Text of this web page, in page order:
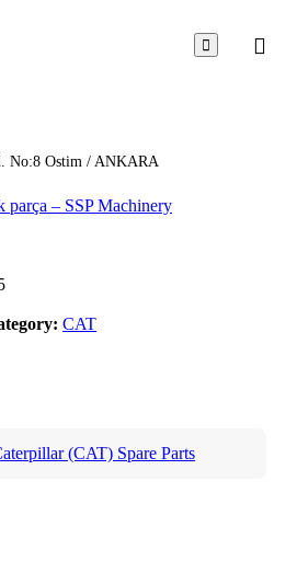

No:8 Ostim / ANKARA
CAT
(CAT) Spare Parts